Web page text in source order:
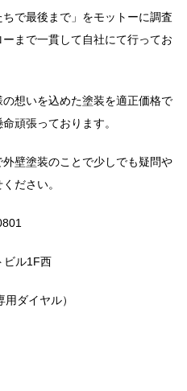
ちで最後まで」をモットーに調査
まで一貫して自社にて行ってお
想いを込めた塗装を適正価格で
頑張っております。
壁塗装のことで少しでも疑問や
ださい。
ビル1F西
ダイヤル）